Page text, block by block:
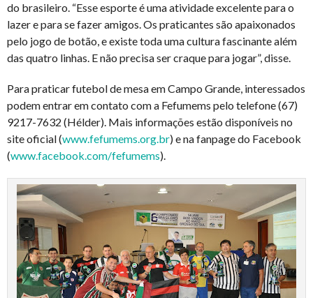
do brasileiro. “Esse esporte é uma atividade excelente para o
lazer e para se fazer amigos. Os praticantes são apaixonados
pelo jogo de botão, e existe toda uma cultura fascinante além
das quatro linhas. E não precisa ser craque para jogar”, disse.
Para praticar futebol de mesa em Campo Grande, interessados
podem entrar em contato com a Fefumems pelo telefone (67)
9217-7632 (Hélder). Mais informações estão disponíveis no
site oficial (www.fefumems.org.br) e na fanpage do Facebook
(www.facebook.com/fefumems).